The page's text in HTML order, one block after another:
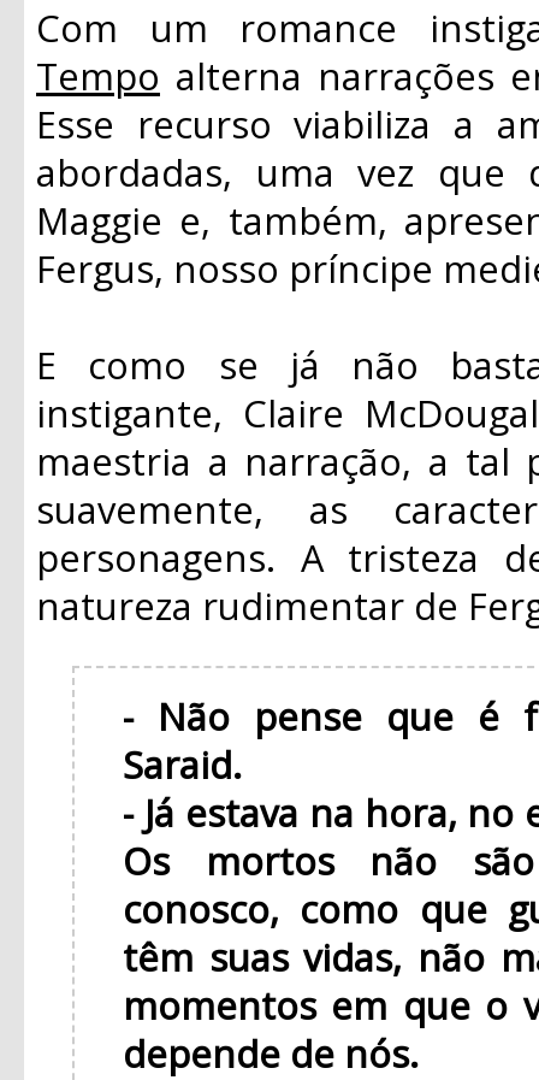
Com um romance
Tempo alterna narrações
Esse recurso viabiliza a
abordadas, uma vez que
Maggie e, também,
Fergus, nosso príncipe
E como se já não
instigante, Claire
maestria a narração, a
suavemente, as
personagens. A tristeza
natureza rudimentar de
- Não pense que é
Saraid.
- Já estava na hora,
Os mortos não
conosco, como que
têm suas vidas, não
momentos em que o
depende de nós.